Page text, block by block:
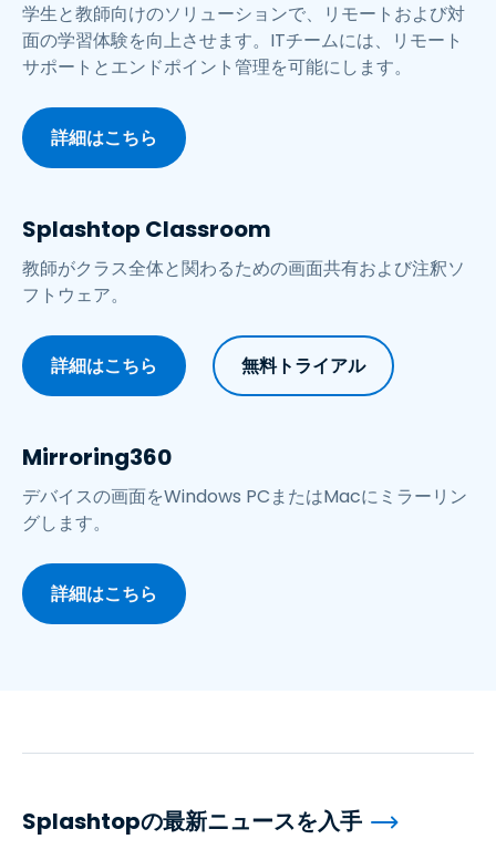
学生と教師向けのソリューションで、リモートおよび対
面の学習体験を向上させます。ITチームには、リモート
サポートとエンドポイント管理を可能にします。
詳細はこちら
Splashtop Classroom
教師がクラス全体と関わるための画面共有および注釈ソ
フトウェア。
詳細はこちら 無料トライアル
Mirroring360
デバイスの画面をWindows PCまたはMacにミラーリン
グします。
詳細はこちら
Splashtopの最新ニュースを入手